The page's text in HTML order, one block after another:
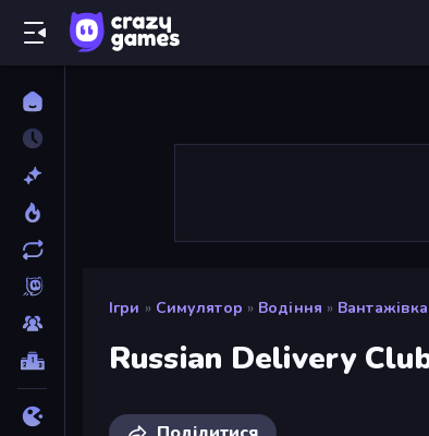
Ігри » Симулятор » Водіння » Вантажівка
Russian Delivery